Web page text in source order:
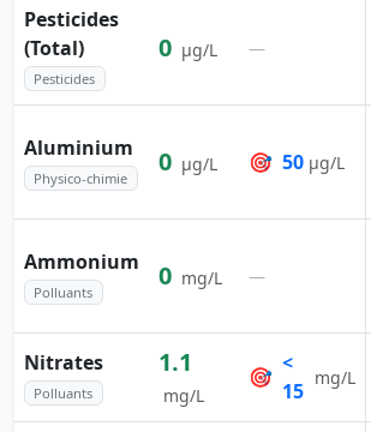
Pesticides
(Total)
Pesticides
0 µg/L —
Aluminium
Physico-chimie
0 µg/L 🎯 50 µg/L
Ammonium
Polluants
0 mg/L —
Nitrates
Polluants
1.1
mg/L
🎯
<
15
mg/L